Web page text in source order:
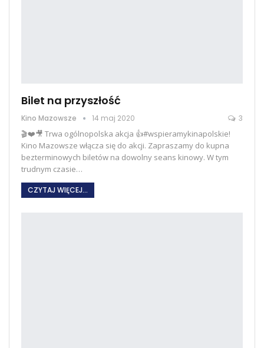
Bilet na przyszłość
Kino Mazowsze 14 maj 2020 3
🎬❤️🎥 Trwa ogólnopolska akcja 👍#wspieramykinapolskie!
Kino Mazowsze włącza się do akcji. Zapraszamy do kupna
bezterminowych biletów na dowolny seans kinowy. W tym
trudnym czasie…
CZYTAJ WIĘCEJ...